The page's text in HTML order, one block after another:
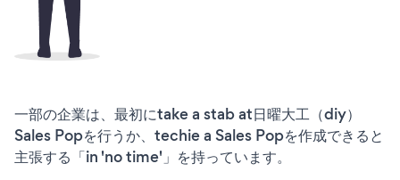
一部の企業は、最初にtake a stab at日曜大工（diy）
Sales Popを行うか、techie a Sales Popを作成できると
主張する「in 'no time'」を持っています。